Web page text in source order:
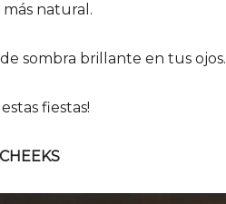
natural.
sombra brillante en tus ojos.
fiestas!